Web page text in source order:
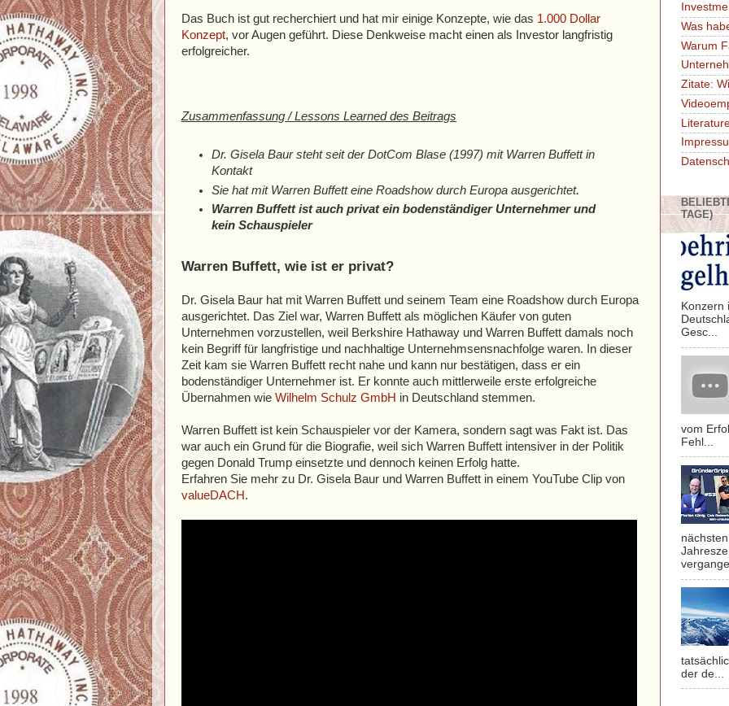
Das Buch ist gut recherchiert und hat mir einige Konzepte, wie das 1.000 Dollar
Konzept, vor Augen geführt. Diese Denkweise macht einen als Investor langfristig
erfolgreicher.
Zusammenfassung / Lessons Learned des Beitrags
Dr. Gisela Baur steht seit der DotCom Blase (1997) mit Warren Buffett in
Kontakt
Sie hat mit Warren Buffett eine Roadshow durch Europa ausgerichtet.
Warren Buffett ist auch privat ein bodenständiger Unternehmer und
kein Schauspieler
Warren Buffett, wie ist er privat?
Dr. Gisela Baur hat mit Warren Buffett und seinem Team eine Roadshow durch Europa
ausgerichtet. Das Ziel war, Warren Buffett als möglichen Käufer von guten
Unternehmen vorzustellen, weil Berkshire Hathaway und Warren Buffett damals noch
kein Begriff für langfristige und nachhaltige Unternehmsensnachfolge waren. In dieser
Zeit kam sie Warren Buffett recht nahe und kann nur bestätigen, dass er ein
bodenständiger Unternehmer ist. Er konnte auch mittlerweile erste erfolgreiche
Übernahmen wie Wilhelm Schulz GmbH in Deutschland stemmen.
Warren Buffett ist kein Schauspieler vor der Kamera, sondern sagt was Fakt ist. Das
war auch ein Grund für die Biografie, weil sich Warren Buffett intensiver in der Politik
gegen Donald Trump einsetzte und dennoch keinen Erfolg hatte.
Erfahren Sie mehr zu Dr. Gisela Baur und Warren Buffett in einem YouTube Clip von
valueDACH.
Was
Warum
Zitate:
TAGE)
Konzern
Gesc...
vom
Fehl...
der de...